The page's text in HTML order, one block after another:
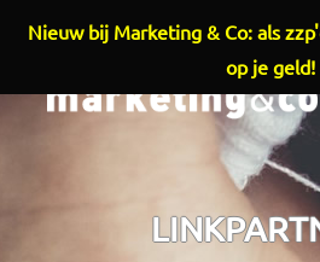
Overslaan en naar de inhoud
HOOFDMENU
Nieuw bij Marketing & Co: als
op je geld!